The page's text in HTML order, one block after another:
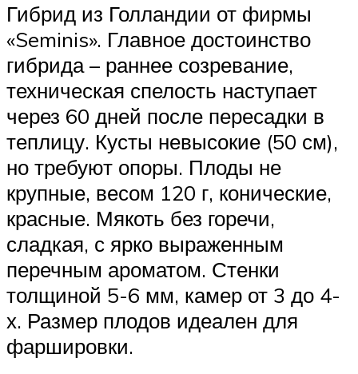
Гибрид из Голландии от фирмы
«Seminis». Главное достоинство
гибрида – раннее созревание,
техническая спелость наступает
через 60 дней после пересадки в
теплицу. Кусты невысокие (50 см),
но требуют опоры. Плоды не
крупные, весом 120 г, конические,
красные. Мякоть без горечи,
сладкая, с ярко выраженным
перечным ароматом. Стенки
толщиной 5-6 мм, камер от 3 до 4-
х. Размер плодов идеален для
фаршировки.